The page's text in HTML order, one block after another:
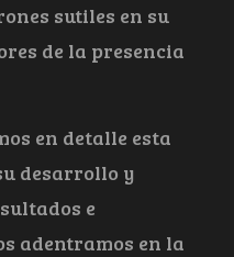
sutiles en su
de la presencia
en detalle esta
desarrollo y
e
adentramos en la